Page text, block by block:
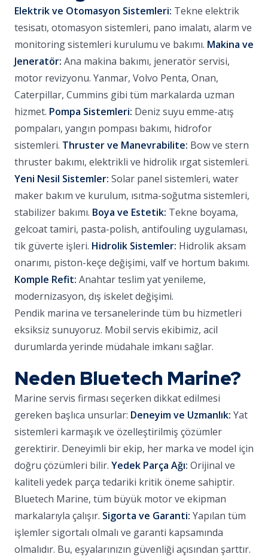
Elektrik ve Otomasyon Sistemleri: Tekne elektrik
tesisatı, otomasyon sistemleri, pano imalatı, alarm ve
monitoring sistemleri kurulumu ve bakımı. Makina ve
Jeneratör: Ana makina bakımı, jeneratör servisi,
motor revizyonu. Yanmar, Volvo Penta, Onan,
Caterpillar, Cummins gibi tüm markalarda uzman
hizmet. Pompa Sistemleri: Deniz suyu emme-atış
pompaları, yangın pompası bakımı, hidrofor
sistemleri. Thruster ve Manevrabilite: Bow ve stern
thruster bakımı, elektrikli ve hidrolik ırgat sistemleri.
Yeni Nesil Sistemler: Solar panel sistemleri, water
maker bakım ve kurulum, ısıtma-soğutma sistemleri,
stabilizer bakımı. Boya ve Estetik: Tekne boyama,
gelcoat tamiri, pasta-polish, antifouling uygulaması,
tik güverte işleri. Hidrolik Sistemler: Hidrolik aksam
onarımı, piston-keçe değişimi, valf ve hortum bakımı.
Komple Refit: Anahtar teslim yat yenileme,
modernizasyon, dış iskelet değişimi.
Pendik marina ve tersanelerinde tüm bu hizmetleri
eksiksiz sunuyoruz. Mobil servis ekibimiz, acil
durumlarda yerinde müdahale imkanı sağlar.
Neden Bluetech Marine?
Marine servis firması seçerken dikkat edilmesi
gereken başlıca unsurlar: Deneyim ve Uzmanlık: Yat
sistemleri karmaşık ve özelleştirilmiş çözümler
gerektirir. Deneyimli bir ekip, her marka ve model için
doğru çözümleri bilir. Yedek Parça Ağı: Orijinal ve
kaliteli yedek parça tedariki kritik öneme sahiptir.
Bluetech Marine, tüm büyük motor ve ekipman
markalarıyla çalışır. Sigorta ve Garanti: Yapılan tüm
işlemler sigortalı olmalı ve garanti kapsamında
olmalıdır. Bu, eşyalarınızın güvenliği açısından şarttır.